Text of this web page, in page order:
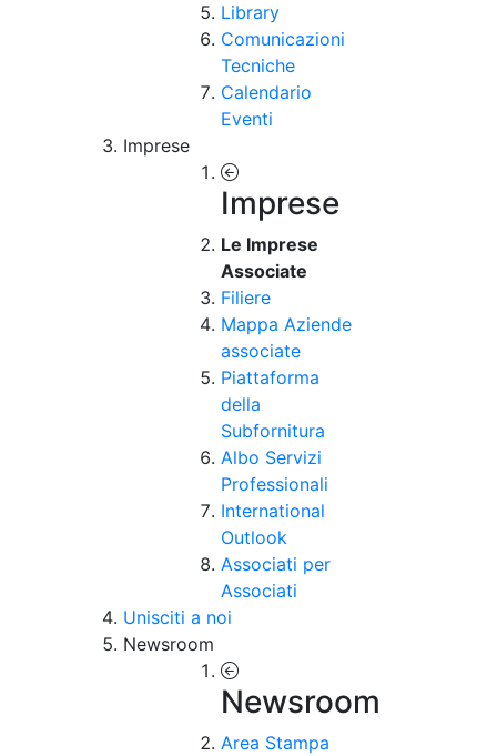
Library
Comunicazioni
Tecniche
Calendario
Eventi
Imprese
Imprese
Le Imprese
Associate
Filiere
Mappa Aziende
associate
Piattaforma
della
Subfornitura
Albo Servizi
Professionali
International
Outlook
Associati per
Associati
Unisciti a noi
Newsroom
Newsroom
Area Stampa